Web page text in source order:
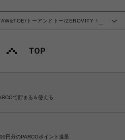
…
トーアンドトー/ZEROVITY Flip
で貯まる＆使える
円分のPARCOポイント進呈